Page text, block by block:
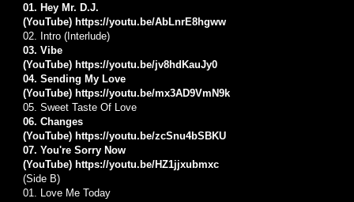
01. Hey Mr. D.J.
(YouTube) https://youtu.be/AbLnrE8hgww
02. Intro (Interlude)
03. Vibe
(YouTube) https://youtu.be/jv8hdKauJy0
04. Sending My Love
(YouTube) https://youtu.be/mx3AD9VmN9k
05. Sweet Taste Of Love
06. Changes
(YouTube) https://youtu.be/zcSnu4bSBKU
07. You're Sorry Now
(YouTube) https://youtu.be/HZ1jjxubmxc
(Side B)
01. Love Me Today